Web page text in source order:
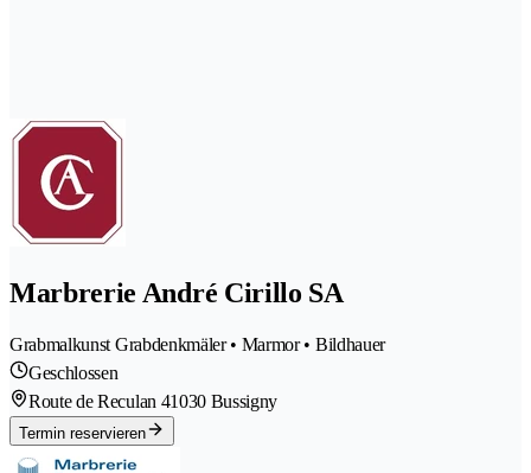
Marbrerie André Cirillo SA
Grabmalkunst Grabdenkmäler • Marmor • Bildhauer
Geschlossen
Route de Reculan 41030 Bussigny
Termin reservieren